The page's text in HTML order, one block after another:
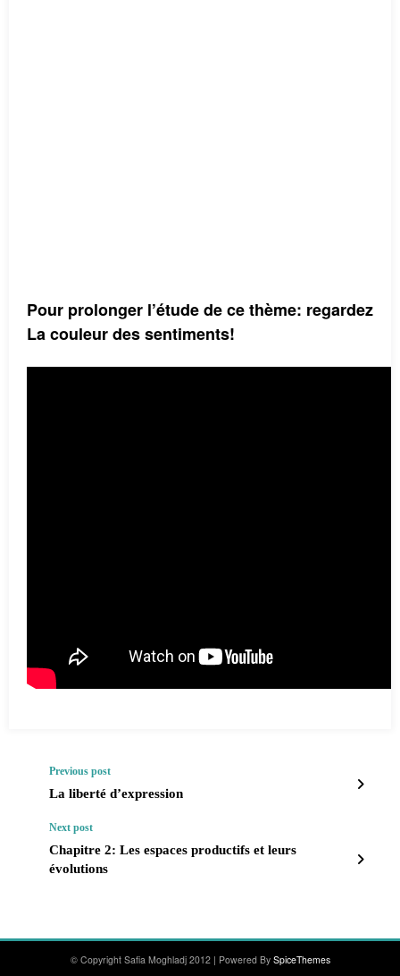
Pour prolonger l’étude de ce thème: regardez
La couleur des sentiments!
Previous post
La liberté d’expression
Next post
Chapitre 2: Les espaces productifs et leurs
évolutions
© Copyright Safia Moghladj 2012 | Powered By SpiceThemes